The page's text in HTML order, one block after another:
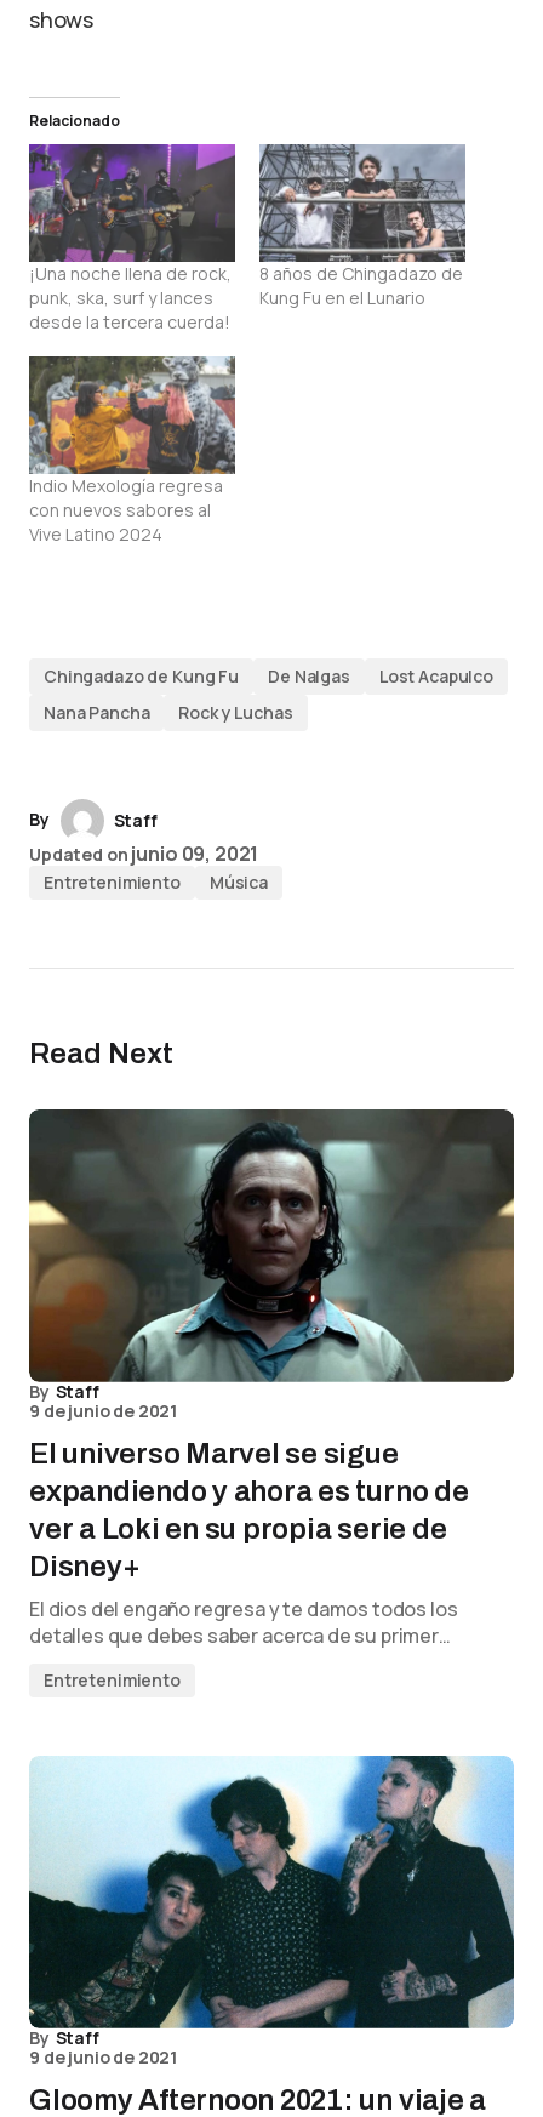
shows
Relacionado
¡Una noche llena de rock,
punk, ska, surf y lances
desde la tercera cuerda!
8 años de Chingadazo de
Kung Fu en el Lunario
Indio Mexología regresa
con nuevos sabores al
Vive Latino 2024
Chingadazo de Kung Fu De Nalgas
Lost Acapulco
Nana Pancha
Rock y Luchas
By
Staff
Updated on junio 09, 2021
Entretenimiento Música
Read Next
By Staff
9 de junio de 2021
El universo Marvel se sigue
expandiendo y ahora es turno de
ver a Loki en su propia serie de
Disney+
El dios del engaño regresa y te damos todos los
detalles que debes saber acerca de su primer…
Entretenimiento
By Staff
9 de junio de 2021
Gloomy Afternoon 2021: un viaje a